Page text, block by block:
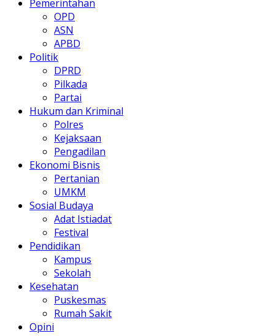
Pemerintahan
OPD
ASN
APBD
Politik
DPRD
Pilkada
Partai
Hukum dan Kriminal
Polres
Kejaksaan
Pengadilan
Ekonomi Bisnis
Pertanian
UMKM
Sosial Budaya
Adat Istiadat
Festival
Pendidikan
Kampus
Sekolah
Kesehatan
Puskesmas
Rumah Sakit
Opini